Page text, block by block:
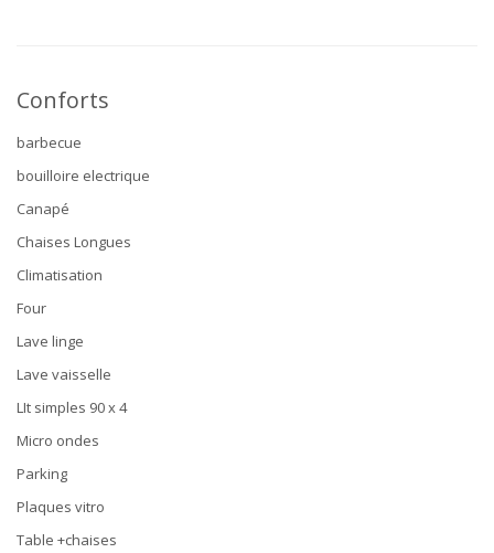
Conforts
barbecue
bouilloire electrique
Canapé
Chaises Longues
Climatisation
Four
Lave linge
Lave vaisselle
LIt simples 90 x 4
Micro ondes
Parking
Plaques vitro
Table +chaises